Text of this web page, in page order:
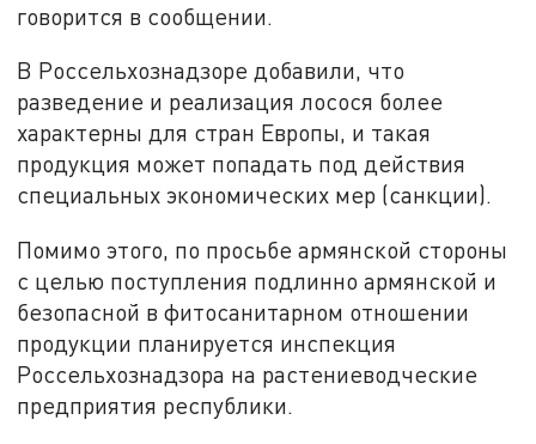
говорится в сообщении.
В Россельхознадзоре добавили, что
разведение и реализация лосося более
характерны для стран Европы, и такая
продукция может попадать под действия
специальных экономических мер (санкции).
Помимо этого, по просьбе армянской стороны
с целью поступления подлинно армянской и
безопасной в фитосанитарном отношении
продукции планируется инспекция
Россельхознадзора на растениеводческие
предприятия республики.